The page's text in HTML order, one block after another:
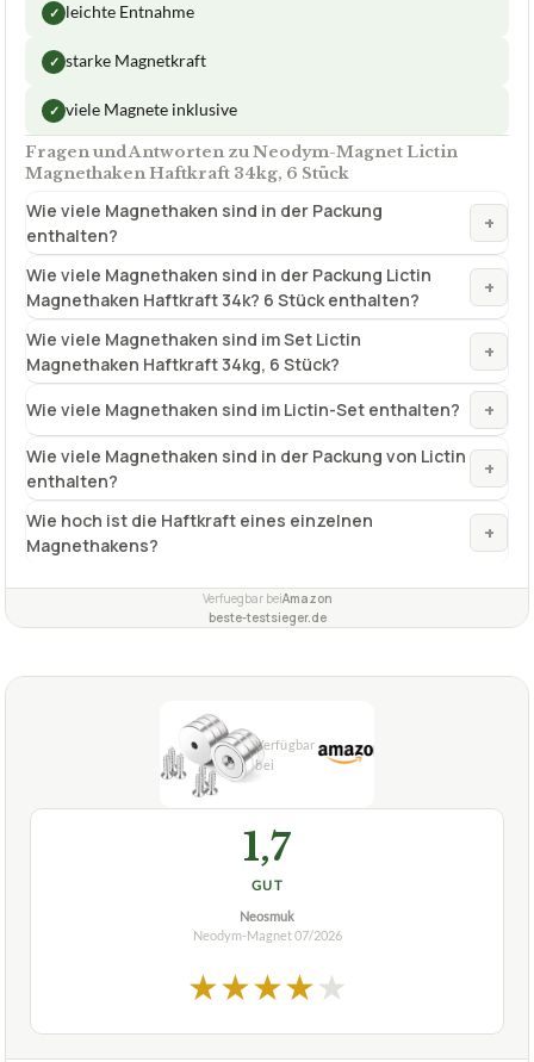
✓ leichte Entnahme
✓ starke Magnetkraft
✓ viele Magnete inklusive
Fragen und Antworten zu Neodym-Magnet Lictin
Magnethaken Haftkraft 34kg, 6 Stück
Wie viele Magnethaken sind in der Packung
enthalten?
+
Wie viele Magnethaken sind in der Packung Lictin
Magnethaken Haftkraft 34k? 6 Stück enthalten?
+
Wie viele Magnethaken sind im Set Lictin
Magnethaken Haftkraft 34kg, 6 Stück?
+
Wie viele Magnethaken sind im Lictin-Set enthalten? +
Wie viele Magnethaken sind in der Packung von Lictin
enthalten?
+
Wie hoch ist die Haftkraft eines einzelnen
Magnethakens?
+
Verfuegbar beiAmazon
beste-testsieger.de
1,7
GUT
Neosmuk
Neodym-Magnet07/2026
★★★★★